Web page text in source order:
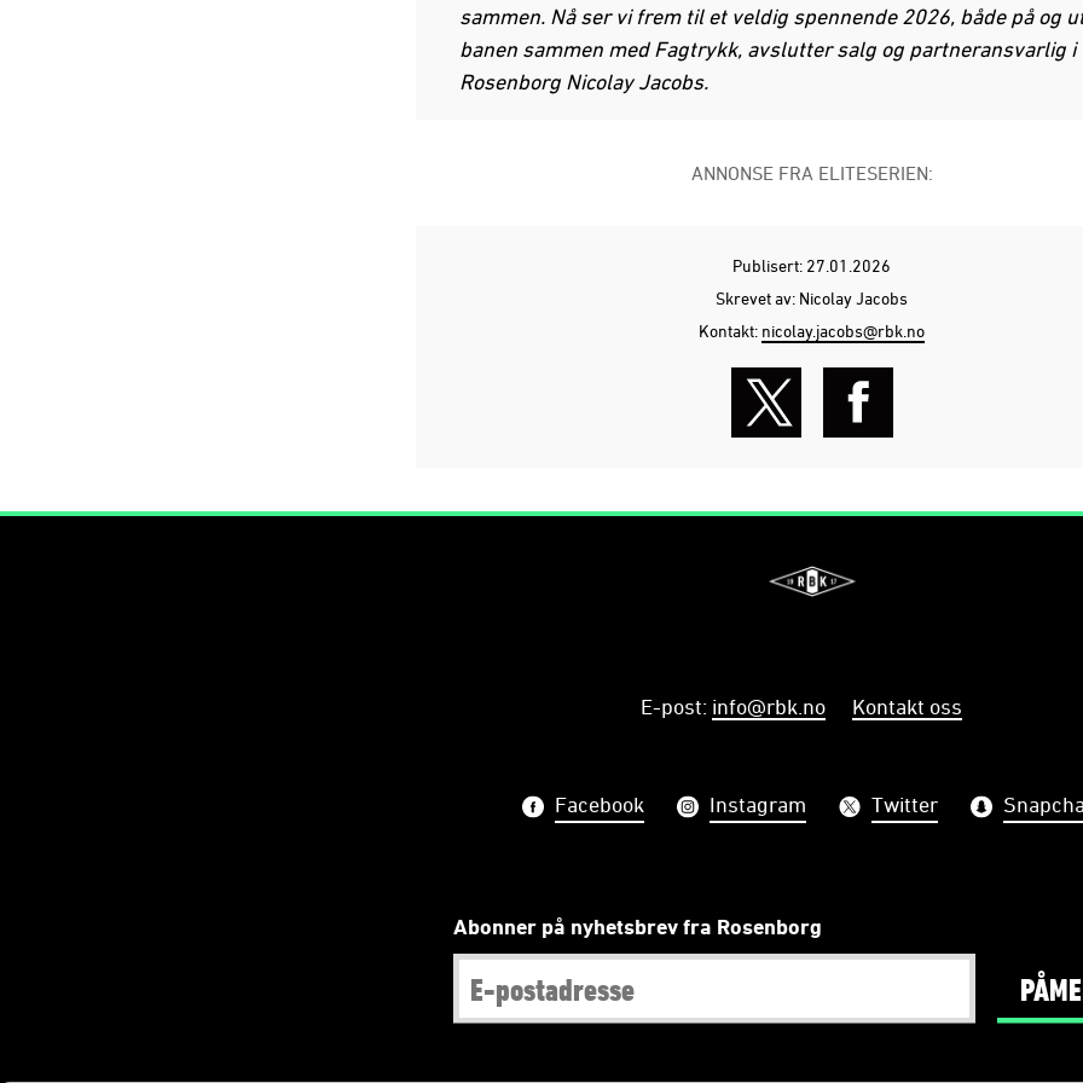
sammen. Nå ser vi frem til et veldig spennende 2026, både på og
banen sammen med Fagtrykk, avslutter salg og partneransvarlig i
Rosenborg Nicolay Jacobs.
ANNONSE FRA ELITESERIEN:
Publisert: 27.01.2026
Skrevet av: Nicolay Jacobs
Kontakt: nicolay.jacobs@rbk.no
E-post: info@rbk.no Kontakt oss
Facebook Instagram Twitter
Abonner på nyhetsbrev fra Rosenborg